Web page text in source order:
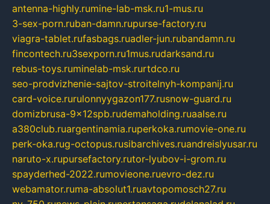
antenna-highly.rumine-lab-msk.ru1-mus.ru
3-sex-porn.ruban-damn.rupurse-factory.ru
viagra-tablet.rufasbags.ruadler-jun.rubandamn.ru
fincontech.ru3sexporn.ru1mus.rudarksand.ru
rebus-toys.ruminelab-msk.rurtdco.ru
seo-prodvizhenie-sajtov-stroitelnyh-kompanij.ru
card-voice.rurulonnyygazon177.rusnow-guard.ru
domizbrusa-9x12spb.rudemaholding.ruaalse.ru
a380club.ruargentinamia.ruperkoka.rumovie-one.ru
perk-oka.rug-octopus.rusibarchives.ruandreislyusar.ru
naruto-x.rupursefactory.rutor-lyubov-i-grom.ru
spayderhed-2022.rumovieone.ruevro-dez.ru
webamator.ruma-absolut1.ruavtopomosch27.ru